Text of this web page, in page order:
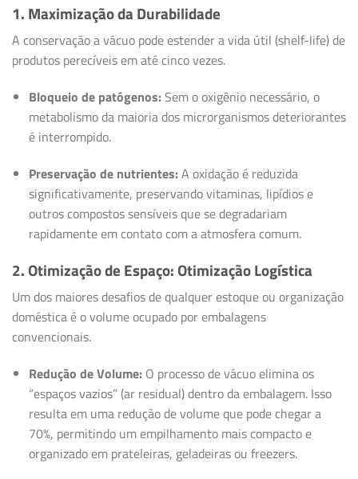
1. Maximização da Durabilidade
A conservação a vácuo pode estender a vida útil (shelf-life) de
produtos perecíveis em até cinco vezes.
Bloqueio de patógenos:Sem o oxigênio necessário, o
metabolismo da maioria dos microrganismos deteriorantes
é interrompido.
Preservação de nutrientes:A oxidação é reduzida
significativamente, preservando vitaminas, lipídios e
outros compostos sensíveis que se degradariam
rapidamente em contato com a atmosfera comum.
2. Otimização de Espaço: Otimização Logística
Um dos maiores desafios de qualquer estoque ou organização
doméstica é o volume ocupado por embalagens
convencionais.
Redução de Volume:O processo de vácuo elimina os
“espaços vazios” (ar residual) dentro da embalagem. Isso
resulta em uma redução de volume que pode chegar a
70%, permitindo um empilhamento mais compacto e
organizado em prateleiras, geladeiras ou freezers.